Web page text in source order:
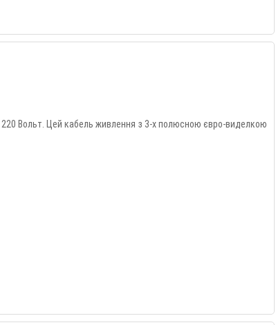
220 Вольт. Цей кабель живлення з 3-х полюсною євро-виделкою